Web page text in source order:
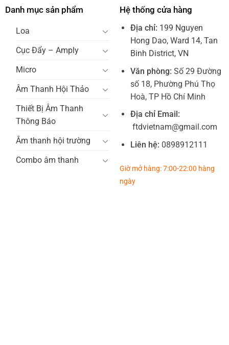
Danh mục sản phẩm
Loa
Cục Đẩy – Amply
Micro
Âm Thanh Hội Thảo
Thiết Bị Âm Thanh
Thông Báo
Âm thanh hội trường
Combo âm thanh
Hệ thống cửa hàng
Địa chỉ: 199 Nguyen
Hong Dao, Ward 14, Tan
Binh District, VN
Văn phòng: Số 29 Đường
số 18, Phường Phú Thọ
Hoà, TP Hồ Chí Minh
Địa chỉ Email:
ftdvietnam@gmail.com
Liên hệ: 0898912111
Giờ mở hàng: 7:00-22:00 hàng
ngày